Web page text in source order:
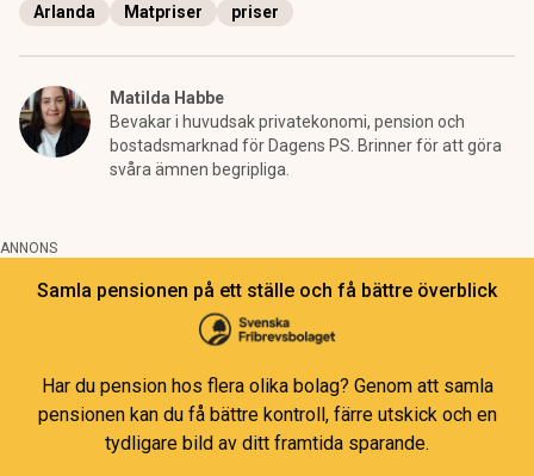
Arlanda Matpriser priser
Matilda Habbe
Bevakar i huvudsak privatekonomi, pension och
bostadsmarknad för Dagens PS. Brinner för att göra
svåra ämnen begripliga.
ANNONS
Samla pensionen på ett ställe och få bättre överblick
Har du pension hos flera olika bolag? Genom att samla
pensionen kan du få bättre kontroll, färre utskick och en
tydligare bild av ditt framtida sparande.